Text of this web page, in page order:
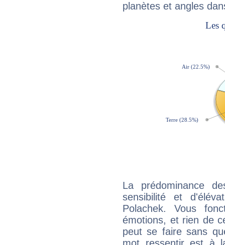
planètes et angles
La prédominance
sensibilité et
Polachek. Vous
émotions, et rien de
peut se faire sans